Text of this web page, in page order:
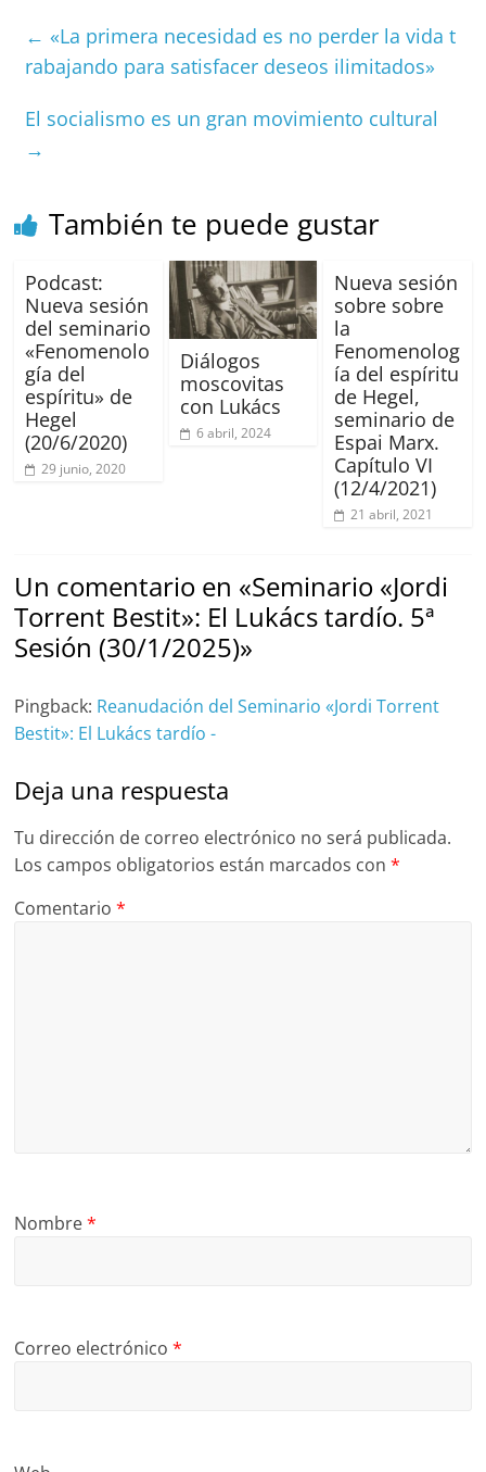
e
b
o
l s
A
p
h
at
a
d
l p
ar
← «La primera necesidad es no perder la vida t
rabajando para satisfacer deseos ilimitados»
El socialismo es un gran movimiento cultural
→
También te puede gustar
Podcast:
Nueva sesión
del seminario
«Fenomenolo
gía del
espíritu» de
Hegel
(20/6/2020)
29 junio, 2020
Diálogos
moscovitas
con Lukács
6 abril, 2024
Nueva sesión
sobre sobre
la
Fenomenolog
ía del espíritu
de Hegel,
seminario de
Espai Marx.
Capítulo VI
(12/4/2021)
21 abril, 2021
Un comentario en «Seminario «Jordi
Torrent Bestit»: El Lukács tardío. 5ª
Sesión (30/1/2025)»
Pingback: Reanudación del Seminario «Jordi Torrent
Bestit»: El Lukács tardío -
Deja una respuesta
Tu dirección de correo electrónico no será publicada.
Los campos obligatorios están marcados con*
Comentario*
Nombre*
Correo electrónico*